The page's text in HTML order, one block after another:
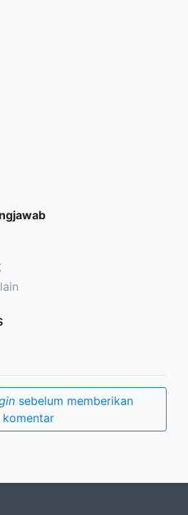
sebelum memberikan
komentar